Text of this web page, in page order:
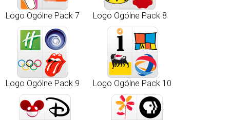
Logo Ogólne Pack 7 Logo Ogólne Pack 8
Logo Ogólne Pack 9 Logo Ogólne Pack 10